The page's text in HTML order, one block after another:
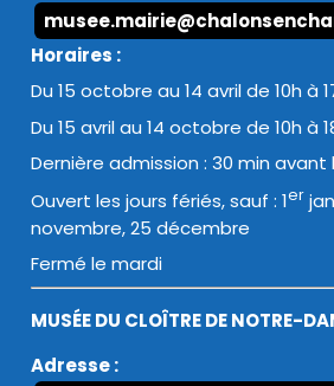
Horaires :
Du 15 octobre au 14 avril de 10h à
Du 15 avril au 14 octobre de 10h à
Dernière admission : 30 min
Ouvert les jours fériés, sauf : 1er
novembre, 25 décembre
Fermé le mardi
MUSÉE DU CLOÎTRE DE NOTRE-
Adresse :